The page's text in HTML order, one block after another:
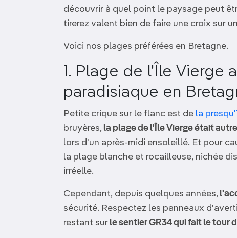
découvrir à quel point le paysage peut
tirerez valent bien de faire une croix sur
Voici nos plages préférées en Bretagne.
1. Plage de l'Île Vierge
paradisiaque en
Petite crique sur le flanc est de la
bruyères, la plage de l'Île Vierge était
lors d'un après-midi ensoleillé. Et pour
la plage blanche et rocailleuse, nichée
irréelle.
Cependant, depuis quelques années,
sécurité. Respectez les panneaux
restant sur le sentier GR34 qui fait le tour